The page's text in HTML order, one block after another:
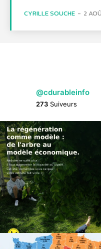
CYRILLE SOUCHE - 2
@cdurableinfo
273 Suiveurs